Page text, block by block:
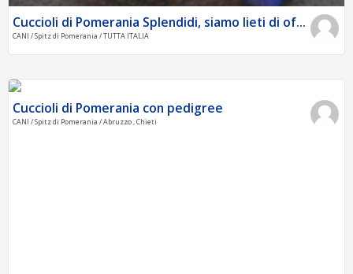
Cuccioli di Pomerania Splendidi, siamo lieti di of...
CANI / Spitz di Pomerania / TUTTA ITALIA
Cuccioli di Pomerania con pedigree
CANI / Spitz di Pomerania / Abruzzo , Chieti